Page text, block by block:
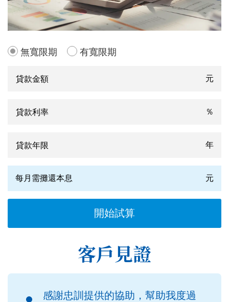
無寬限期 有寬限期
元
％
年
每月需攤還本息 元
客戶見證
感謝忠訓提供的協助，幫助我度過